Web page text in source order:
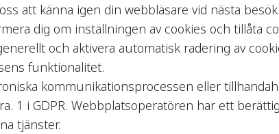
att känna igen din webbläsare vid nästa besök.
dig om inställningen av cookies och tillåta
och aktivera automatisk radering av
funktionalitet.
kommunikationsprocessen eller
1 i GDPR. Webbplatsoperatören har ett
tjänster.